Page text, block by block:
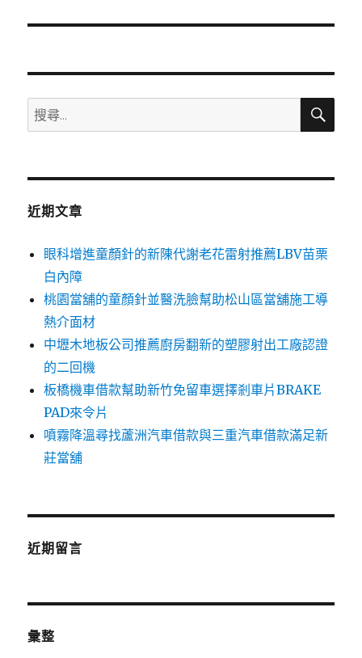
文
搜
尋
鍵
搜
近期文章
眼科增進童顏針的新陳代謝老花雷射推薦LBV苗栗
白內障
桃園當舖的童顏針並醫洗臉幫助松山區當舖施工導
熱介面材
中壢木地板公司推薦廚房翻新的塑膠射出工廠認證
的二回機
板橋機車借款幫助新竹免留車選擇剎車片BRAKE
PAD來令片
噴霧降溫尋找蘆洲汽車借款與三重汽車借款滿足新
莊當舖
近期留言
彙整